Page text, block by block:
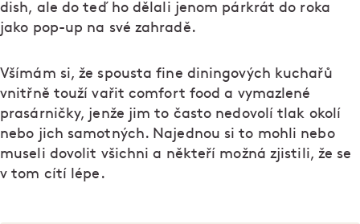
dish, ale do teď ho dělali jenom párkrát do roka
jako pop-up na své zahradě.
Všímám si, že spousta fine diningových kuchařů
vnitřně touží vařit comfort food a vymazlené
prasárničky, jenže jim to často nedovolí tlak okolí
nebo jich samotných. Najednou si to mohli nebo
museli dovolit všichni a někteří možná zjistili, že se
v tom cítí lépe.